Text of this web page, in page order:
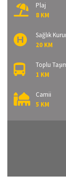
Plaj
8 KM
Sağlık
20 KM
Toplu
1 KM
Camii
5 KM